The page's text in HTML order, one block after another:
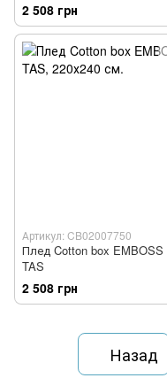
2 508 грн
Артикул: CB02007750
Плед Cotton box EMBOSS
TAS
2 508 грн
Назад